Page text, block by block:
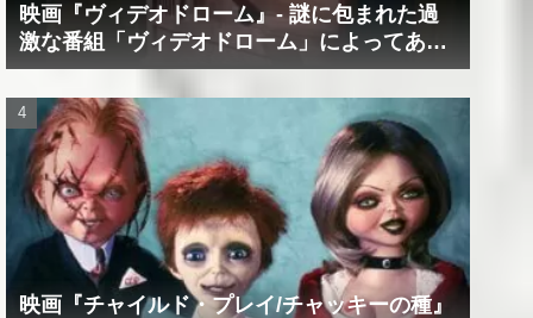
映画『ヴィデオドローム』‐ 謎に包まれた過
激な番組「ヴィデオドローム」によってあな
たの精神は蝕まれる！
映画『チャイルド・プレイ/チャッキーの種』